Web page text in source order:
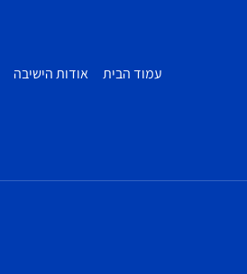
עמוד הבית אודות הישיבה